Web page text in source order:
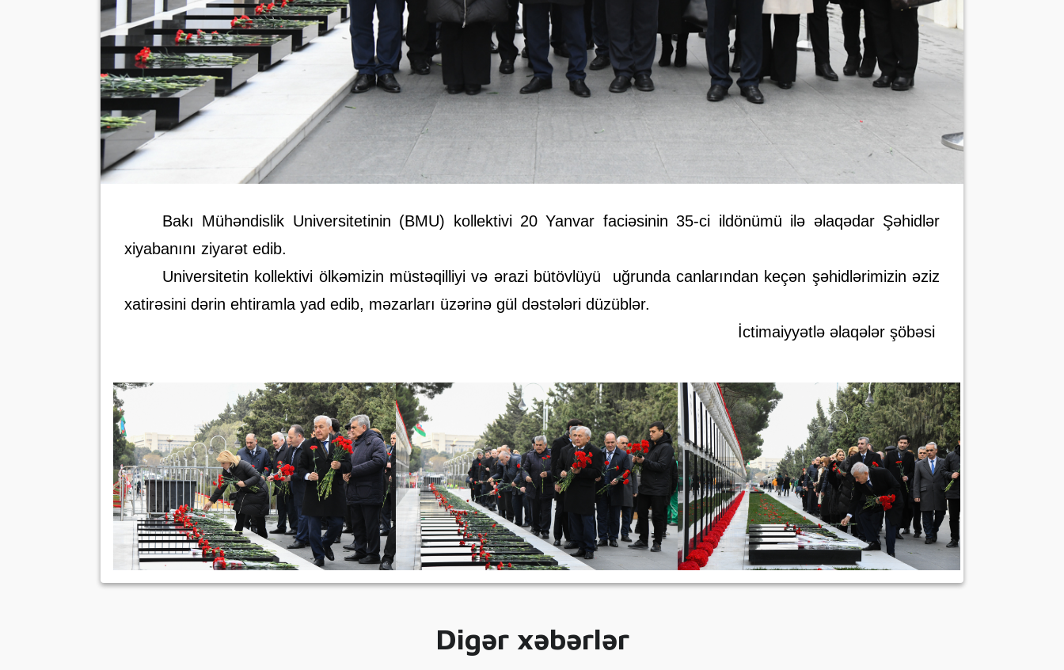
Bakı Mühəndislik Universitetinin (BMU) kollektivi 20 Yanvar faciəsinin 35-ci ildönümü ilə əlaqədar Şəhidlər
xiyabanını ziyarət edib.
Universitetin kollektivi ölkəmizin müstəqilliyi və ərazi bütövlüyü
uğrunda canlarından keçən şəhidlərimizin əziz
xatirəsini dərin ehtiramla yad edib, məzarları üzərinə gül dəstələri düzüblər.
İctimaiyyətlə əlaqələr şöbəsi
Digər xəbərlər